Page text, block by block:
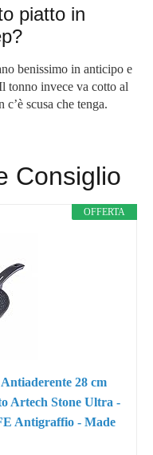
piatto in
benissimo in anticipo e
tonno invece va cotto al
scusa che tenga.
Consiglio
OFFERTA
28 cm
Artech Stone Ultra -
Antigraffio - Made